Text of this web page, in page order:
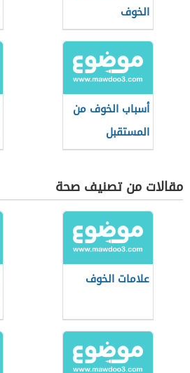
الخوف
أسباب الخوف من
المستقبل
مقالات من تصنيف صحة
علامات الخوف